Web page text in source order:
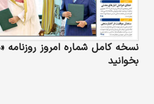
نسخه کامل شماره امروز روزنامه
بخوانید